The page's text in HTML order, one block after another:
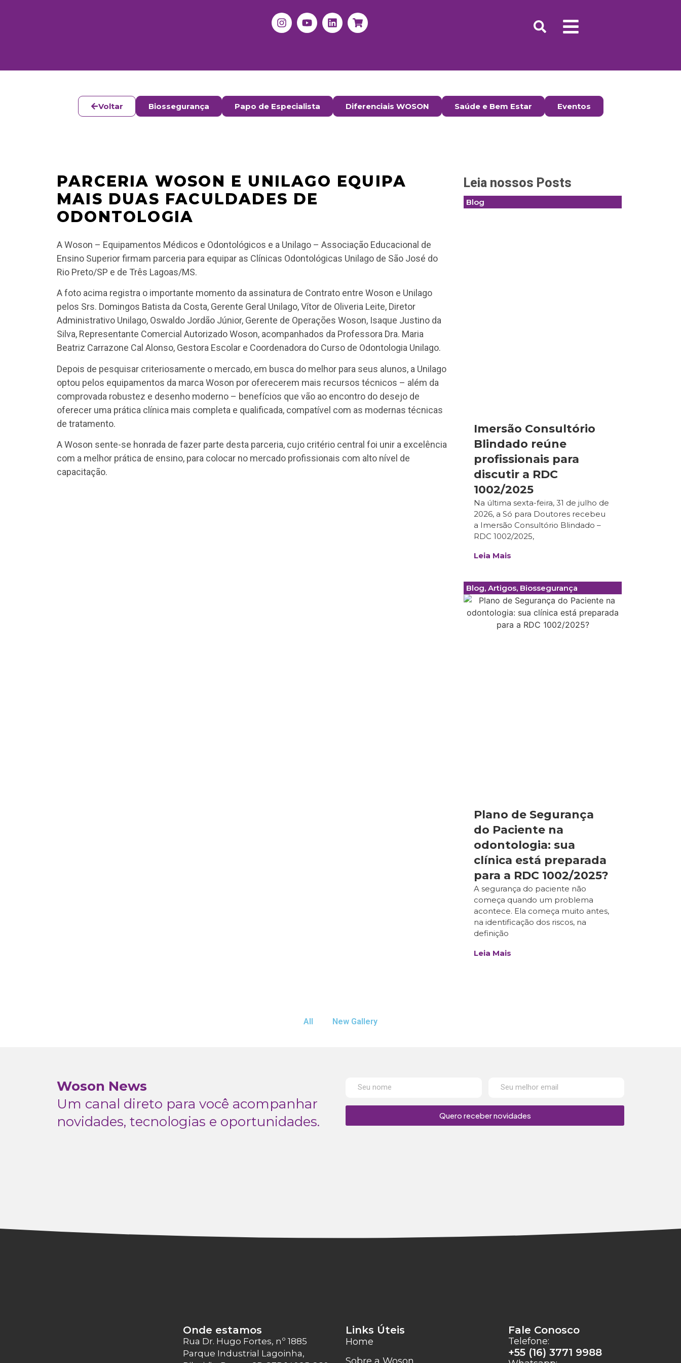
Voltar Biossegurança Papo de Especialista Diferenciais WOSON Saúde e Bem Estar Eventos
PARCERIA WOSON E UNILAGO EQUIPA
MAIS DUAS FACULDADES DE
ODONTOLOGIA
A Woson – Equipamentos Médicos e Odontológicos e a Unilago – Associação Educacional de
Ensino Superior firmam parceria para equipar as Clínicas Odontológicas Unilago de São José do
Rio Preto/SP e de Três Lagoas/MS.
A foto acima registra o importante momento da assinatura de Contrato entre Woson e Unilago
pelos Srs. Domingos Batista da Costa, Gerente Geral Unilago, Vítor de Oliveria Leite, Diretor
Administrativo Unilago, Oswaldo Jordão Júnior, Gerente de Operações Woson, Isaque Justino da
Silva, Representante Comercial Autorizado Woson, acompanhados da Professora Dra. Maria
Beatriz Carrazone Cal Alonso, Gestora Escolar e Coordenadora do Curso de Odontologia Unilago.
Depois de pesquisar criteriosamente o mercado, em busca do melhor para seus alunos, a Unilago
optou pelos equipamentos da marca Woson por oferecerem mais recursos técnicos – além da
comprovada robustez e desenho moderno – benefícios que vão ao encontro do desejo de
oferecer uma prática clínica mais completa e qualificada, compatível com as modernas técnicas
de tratamento.
A Woson sente-se honrada de fazer parte desta parceria, cujo critério central foi unir a excelência
com a melhor prática de ensino, para colocar no mercado profissionais com alto nível de
capacitação.
Leia nossos Posts
Blog
Imersão Consultório
Blindado reúne
profissionais para
discutir a RDC
1002/2025
Na última sexta-feira, 31 de julho de
2026, a Só para Doutores recebeu
a Imersão Consultório Blindado –
RDC 1002/2025,
Leia Mais
Blog, Artigos, Biossegurança
Plano de Segurança
do Paciente na
odontologia: sua
clínica está preparada
para a RDC 1002/2025?
A segurança do paciente não
começa quando um problema
acontece. Ela começa muito antes,
na identificação dos riscos, na
definição
Leia Mais
All New Gallery
Woson News
Um canal direto para você acompanhar
novidades, tecnologias e oportunidades.
Quero receber novidades
Onde estamos
Rua Dr. Hugo Fortes, nº 1885
Parque Industrial Lagoinha,
Links Úteis
Home
Fale Conosco
Telefone:
+55 (16) 3771 9988